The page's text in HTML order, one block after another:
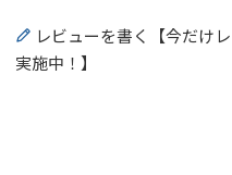
レビューを書く【今だけ
実施中！】